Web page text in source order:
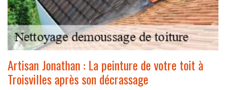
Artisan Jonathan : La peinture de votre toit à
Troisvilles après son décrassage